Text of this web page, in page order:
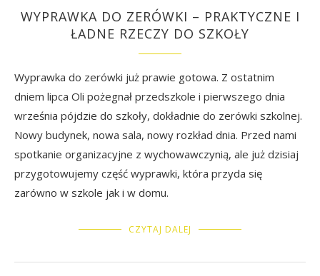
WYPRAWKA DO ZERÓWKI – PRAKTYCZNE I
ŁADNE RZECZY DO SZKOŁY
Wyprawka do zerówki już prawie gotowa. Z ostatnim
dniem lipca Oli pożegnał przedszkole i pierwszego dnia
września pójdzie do szkoły, dokładnie do zerówki szkolnej.
Nowy budynek, nowa sala, nowy rozkład dnia. Przed nami
spotkanie organizacyjne z wychowawczynią, ale już dzisiaj
przygotowujemy część wyprawki, która przyda się
zarówno w szkole jak i w domu.
CZYTAJ DALEJ